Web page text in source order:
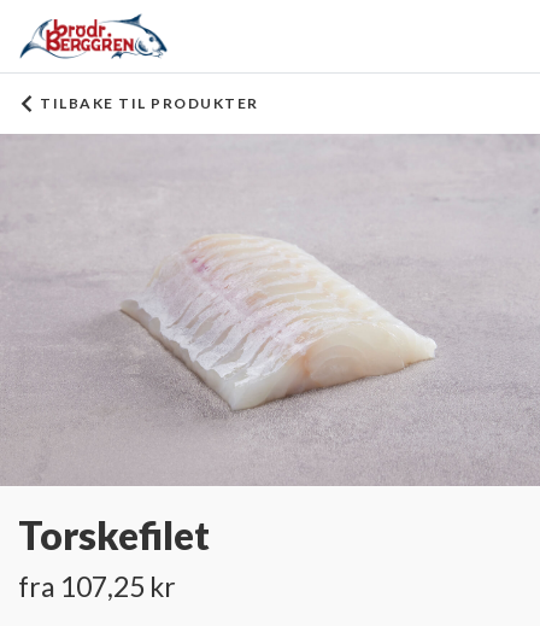
TILBAKE TIL PRODUKTER
Torskefilet
fra 107,25 kr